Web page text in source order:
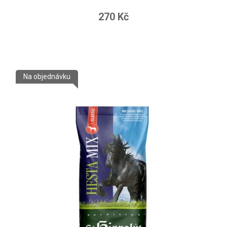
270 Kč
Na objednávku